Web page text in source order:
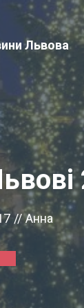
Львова
// Анна